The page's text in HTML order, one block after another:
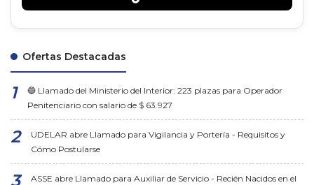
Ofertas Destacadas
🔵 Llamado del Ministerio del Interior: 223 plazas para Operador
Penitenciario con salario de $ 63.927
UDELAR abre Llamado para Vigilancia y Portería - Requisitos y
Cómo Postularse
ASSE abre Llamado para Auxiliar de Servicio - Recién Nacidos en el